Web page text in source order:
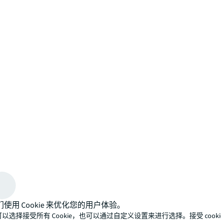
使用 Cookie 来优化您的用户体验。
选择接受所有 Cookie，也可以通过自定义设置来进行选择。接受